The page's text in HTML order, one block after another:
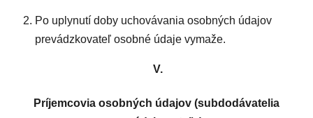
Po uplynutí doby uchovávania osobných údajov
prevádzkovateľ osobné údaje vymaže.
V.
Príjemcovia osobných údajov (subdodávatelia